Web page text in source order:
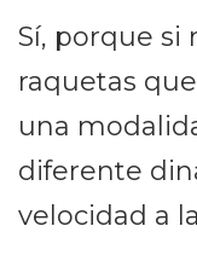
Sí, porque si
raquetas
una
diferente
velocidad a